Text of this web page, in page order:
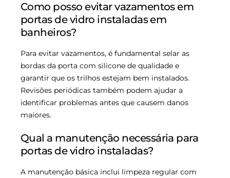
Como posso evitar vazamentos em
portas de vidro instaladas em
banheiros?
Para evitar vazamentos, é fundamental selar as
bordas da porta com silicone de qualidade e
garantir que os trilhos estejam bem instalados.
Revisões periódicas também podem ajudar a
identificar problemas antes que causem danos
maiores.
Qual a manutenção necessária para
portas de vidro instaladas?
A manutenção básica inclui limpeza regular com